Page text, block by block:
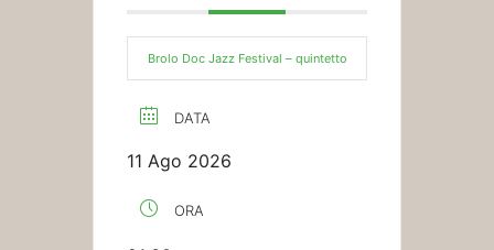
Brolo Doc Jazz Festival – quintetto
DATA
11 Ago 2026
ORA